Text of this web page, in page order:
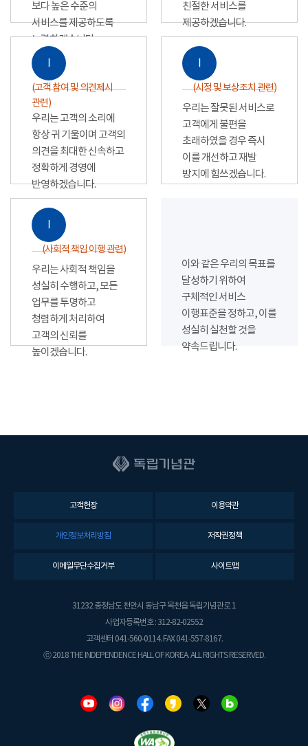
보다 높은 수준의
서비스를 제공하도록
노력하겠습니다.
친절한 서비스를
제공하겠습니다.
Ⅰ
(고객 참여 및 의견제시
관련)
우리는 고객의 소리에
항상 귀 기울이며 고객의
의견을 최대한 신속하고
정확하게 경영에
반영하겠습니다.
Ⅰ
(시정 및 보상조치 관련)
우리는 잘못된 서비스로
고객에게 불편을
초래하였을 경우 즉시
이를 개선하고 재발
방지에 힘쓰겠습니다.
Ⅰ
(사회적 책임 이행 관련)
우리는 사회적 책임을
성실히 수행하고, 모든
업무를 투명하고
청렴하게 처리하여
고객의 신뢰를
높이겠습니다.
이와 같은 우리의 목표를
달성하기 위하여
구체적인 서비스
이행표준을 정하고, 이를
성실히 실천할 것을
약속드립니다.
고객헌장 이용약관
개인정보처리방침 저작권정책
이메일무단수집거부 사이트맵
31232 충청남도 천안시 동남구 목천읍 독립기념관로 1
사업자등록번호 : 312-82-02552
고객센터 041-560-0114. FAX 041-557-8167.
ⓒ 2018 THE INDEPENDENCE HALL OF KOREA. ALL RIGHTS RESERVED.